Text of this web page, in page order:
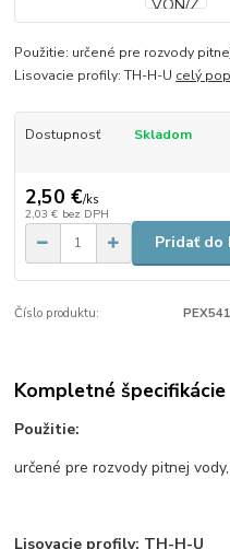
Použitie: určené pre rozvody
Lisovacie profily: TH-H-U celý
Dostupnosť Skladom
2,50 €/ks
2,03 € bez DPH
Pridať do
Číslo produktu:
Kompletné špecifikácie
Použitie:
určené pre rozvody pitnej
Lisovacie profily: TH-H-U